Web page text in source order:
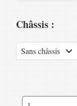
Châssis :